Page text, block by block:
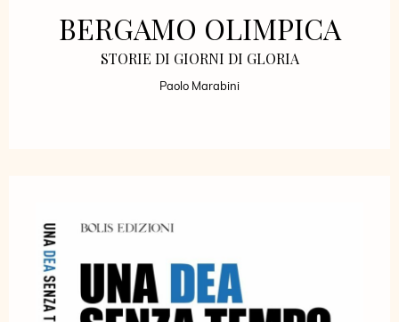
BERGAMO OLIMPICA
STORIE DI GIORNI DI GLORIA
Paolo Marabini